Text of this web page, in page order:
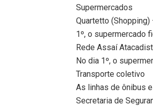
Supermercados
Quartetto
1º, o supermercado
Rede Assaí
No dia 1º, o
Transporte coletivo
As linhas de ônibus
Secretaria de